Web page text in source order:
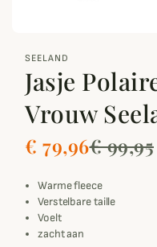
SEELAND
Jasje
Vrouw
€ 79,96€ 99,95
Warme fleece
Verstelbare taille
Voelt
zacht aan